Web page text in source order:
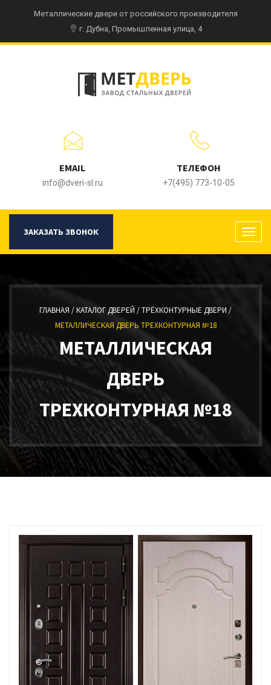
Металлические двери от российского производителя
г. Дубна, Промышленная улица, 4
EMAIL
info@dveri-sl.ru
ТЕЛЕФОН
+7(495) 773-10-05
ЗАКАЗАТЬ ЗВОНОК
ГЛАВНАЯ /КАТАЛОГ ДВЕРЕЙ /ТРЁХКОНТУРНЫЕ ДВЕРИ /
МЕТАЛЛИЧЕСКАЯ ДВЕРЬ ТРЕХКОНТУРНАЯ №18
МЕТАЛЛИЧЕСКАЯ
ДВЕРЬ
ТРЕХКОНТУРНАЯ №18